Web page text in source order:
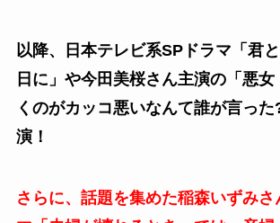
以降、日本テレビ系SPドラマ「君
日に」や今田美桜さん主演の「 悪女
くのがカッコ悪いなんて誰が言っ
演！
さらに、話題を集めた稲森いずみさ